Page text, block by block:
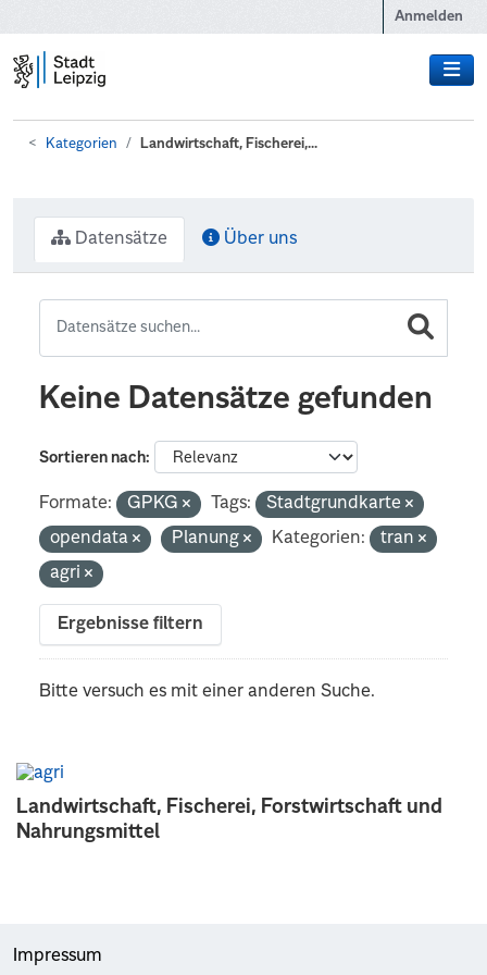
Anmelden
Kategorien Landwirtschaft, Fischerei,...
Landwirtschaft, Fischerei, Forstwirtschaft und
Nahrungsmittel
Datensätze Über uns
Keine Datensätze gefunden
Sortieren nach
Formate: GPKG Tags:
Stadtgrundkarte
opendata
Planung Kategorien:
tran
agri
Ergebnisse filtern
Bitte versuch es mit einer anderen Suche.
Impressum